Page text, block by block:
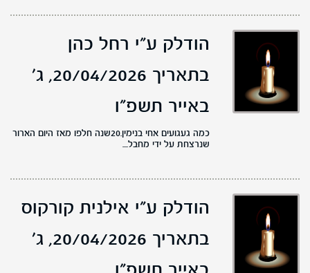
הודלק ע"י רחל כהן
בתאריך 20/04/2026,
ג'
באייר תשפ"ו
כמה געגועים אחי בנימין.20שנה חלפו מאז היום הארור
שנרצחת על ידי מחבל....
הודלק ע"י אילנית קורקוס
בתאריך 20/04/2026,
ג'